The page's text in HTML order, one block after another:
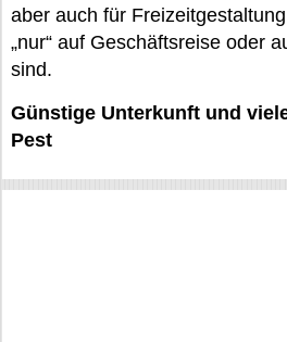
aber auch für
„nur“ auf Geschäftsreise oder
sind.
Günstige Unterkunft und
Pest